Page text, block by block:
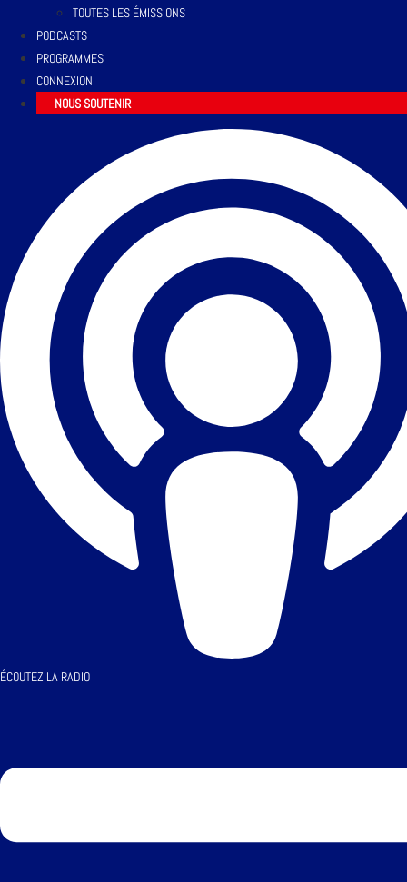
TOUTES LES ÉMISSIONS
PODCASTS
PROGRAMMES
CONNEXION
NOUS SOUTENIR
ÉCOUTEZ LA RADIO